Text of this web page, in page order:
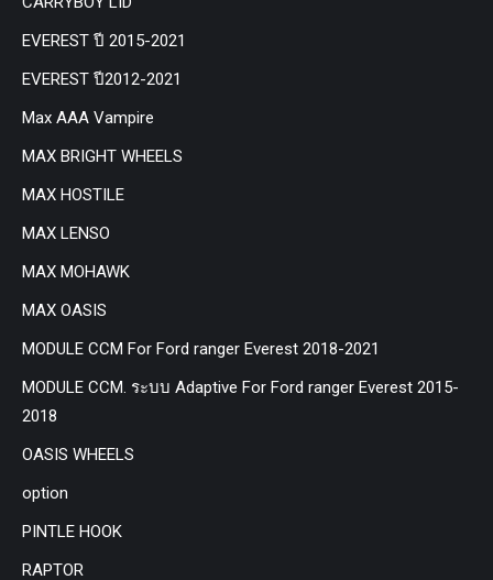
EVEREST ปี 2015-2021
EVEREST ปี2012-2021
Max AAA Vampire
MAX BRIGHT WHEELS
MAX HOSTILE
MAX LENSO
MAX MOHAWK
MAX OASIS
MODULE CCM For Ford ranger Everest 2018-2021
MODULE CCM. ระบบ Adaptive For Ford ranger Everest 2015-
2018
OASIS WHEELS
option
PINTLE HOOK
RAPTOR